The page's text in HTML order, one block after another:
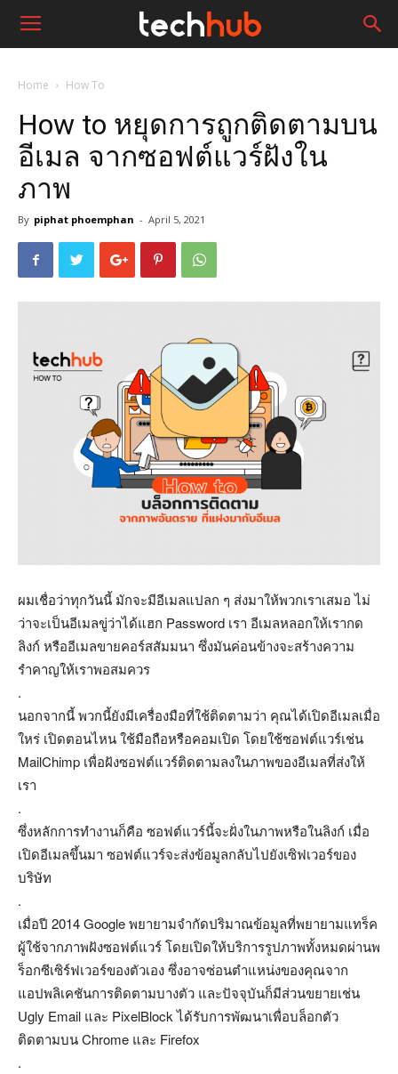
Home How To
How to หยุดการถูกติดตามบน
อีเมล จากซอฟต์แวร์ฝังใน
ภาพ
By piphat phoemphan - April 5, 2021
ผมเชื่อว่าทุกวันนี้ มักจะมีอีเมลแปลก ๆ ส่งมาให้พวกเราเสมอ ไม่
ว่าจะเป็นอีเมลขู่ว่าได้แฮก Password เรา อีเมลหลอกให้เรากด
ลิงก์ หรืออีเมลขายคอร์สสัมมนา ซึ่งมันค่อนข้างจะสร้างความ
รำคาญให้เราพอสมควร
.
นอกจากนี้ พวกนี้ยังมีเครื่องมือที่ใช้ติดตามว่า คุณได้เปิดอีเมลเมื่อ
ใหร่ เปิดตอนไหน ใช้มือถือหรือคอมเปิด โดยใช้ซอฟต์แวร์เช่น
MailChimp เพื่อฝังซอฟต์แวร์ติดตามลงในภาพของอีเมลที่ส่งให้
เรา
.
ซึ่งหลักการทำงานก็คือ ซอฟต์แวร์นี้จะฝั่งในภาพหรือในลิงก์ เมื่อ
เปิดอีเมลขึ้นมา ซอฟต์แวร์จะส่งข้อมูลกลับไปยังเซิฟเวอร์ของ
บริษัท
.
เมื่อปี 2014 Google พยายามจำกัดปริมาณข้อมูลที่พยายามแทร็ค
ผู้ใช้จากภาพฝังซอฟต์แวร์ โดยเปิดให้บริการรูปภาพทั้งหมดผ่านพ
ร็อกซีเซิร์ฟเวอร์ของตัวเอง ซึ่งอาจซ่อนตำแหน่งของคุณจาก
แอปพลิเคชันการติดตามบางตัว และปัจจุบันก็มีส่วนขยายเช่น
Ugly Email และ PixelBlock ได้รับการพัฒนาเพื่อบล็อกตัว
ติดตามบน Chrome และ Firefox
.